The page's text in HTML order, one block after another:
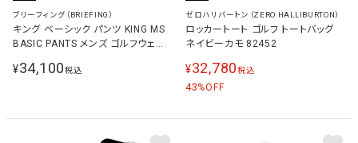
ブリーフィング（BRIEFING）
キング ベーシック パンツ KING MS
BASIC PANTS メンズ ゴルフウェア
BLACK
¥34,100税込
ゼロハリバートン（ZERO HALLIBURTON）
ロッカートート ゴルフ トートバッグ
ネイビーカモ 82452
¥32,780税込
43%OFF